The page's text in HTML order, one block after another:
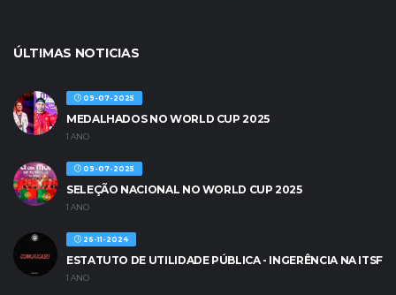
ÚLTIMAS NOTICIAS
09-07-2025
MEDALHADOS NO WORLD CUP 2025
1 ANO
09-07-2025
SELEÇÃO NACIONAL NO WORLD CUP 2025
1 ANO
26-11-2024
ESTATUTO DE UTILIDADE PÚBLICA - INGERÊNCIA NA ITSF
1 ANO